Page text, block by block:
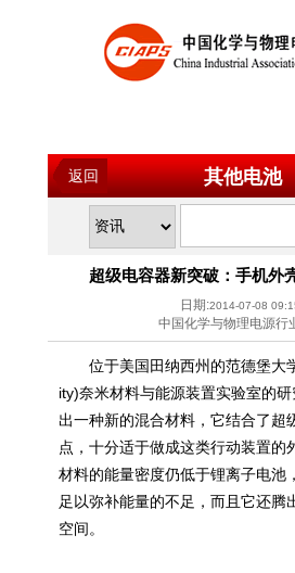
返回 其他电池
超级电容器新突破：手机外
日期:2014-07-08
中国化学与物理电源行
位于美国田纳西州的范德堡大
ity)奈米材料与能源装置实验室的
出一种新的混合材料，它结合了超
点，十分适于做成这类行动装置的
材料的能量密度仍低于锂离子电池
足以弥补能量的不足，而且它还腾
空间。